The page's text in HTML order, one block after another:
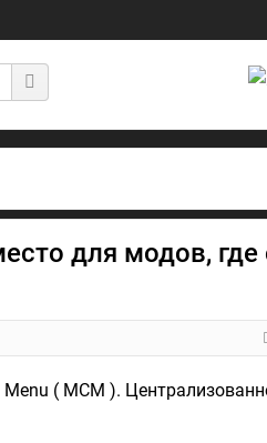
для модов, где
( MCM ).